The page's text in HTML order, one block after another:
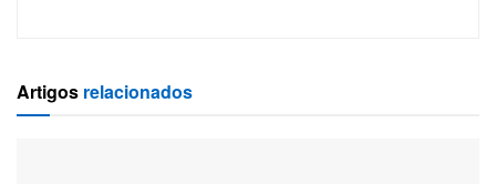
Artigos relacionados